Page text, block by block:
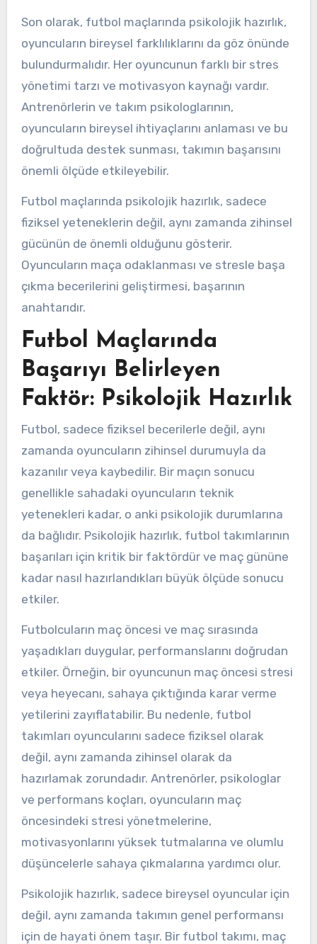
Son olarak, futbol maçlarında psikolojik hazırlık,
oyuncuların bireysel farklılıklarını da göz önünde
bulundurmalıdır. Her oyuncunun farklı bir stres
yönetimi tarzı ve motivasyon kaynağı vardır.
Antrenörlerin ve takım psikologlarının,
oyuncuların bireysel ihtiyaçlarını anlaması ve bu
doğrultuda destek sunması, takımın başarısını
önemli ölçüde etkileyebilir.
Futbol maçlarında psikolojik hazırlık, sadece
fiziksel yeteneklerin değil, aynı zamanda zihinsel
gücünün de önemli olduğunu gösterir.
Oyuncuların maça odaklanması ve stresle başa
çıkma becerilerini geliştirmesi, başarının
anahtarıdır.
Futbol Maçlarında
Başarıyı Belirleyen
Faktör: Psikolojik Hazırlık
Futbol, sadece fiziksel becerilerle değil, aynı
zamanda oyuncuların zihinsel durumuyla da
kazanılır veya kaybedilir. Bir maçın sonucu
genellikle sahadaki oyuncuların teknik
yetenekleri kadar, o anki psikolojik durumlarına
da bağlıdır. Psikolojik hazırlık, futbol takımlarının
başarıları için kritik bir faktördür ve maç gününe
kadar nasıl hazırlandıkları büyük ölçüde sonucu
etkiler.
Futbolcuların maç öncesi ve maç sırasında
yaşadıkları duygular, performanslarını doğrudan
etkiler. Örneğin, bir oyuncunun maç öncesi stresi
veya heyecanı, sahaya çıktığında karar verme
yetilerini zayıflatabilir. Bu nedenle, futbol
takımları oyuncularını sadece fiziksel olarak
değil, aynı zamanda zihinsel olarak da
hazırlamak zorundadır. Antrenörler, psikologlar
ve performans koçları, oyuncuların maç
öncesindeki stresi yönetmelerine,
motivasyonlarını yüksek tutmalarına ve olumlu
düşüncelerle sahaya çıkmalarına yardımcı olur.
Psikolojik hazırlık, sadece bireysel oyuncular için
değil, aynı zamanda takımın genel performansı
için de hayati önem taşır. Bir futbol takımı, maç